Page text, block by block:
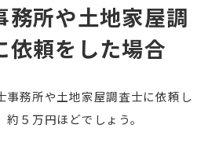
務所や土地家屋調
依頼をした場合
事務所や土地家屋調査士に依頼し
５万円ほどでしょう。